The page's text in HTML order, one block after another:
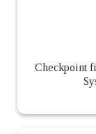
Checkpoint